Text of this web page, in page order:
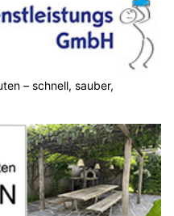
– schnell, sauber,